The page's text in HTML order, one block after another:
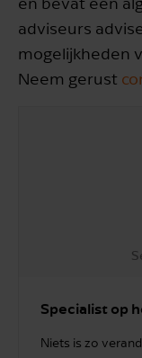
adviseurs
mogelijkheden
Neem gerust
Specialist op
Niets is zo